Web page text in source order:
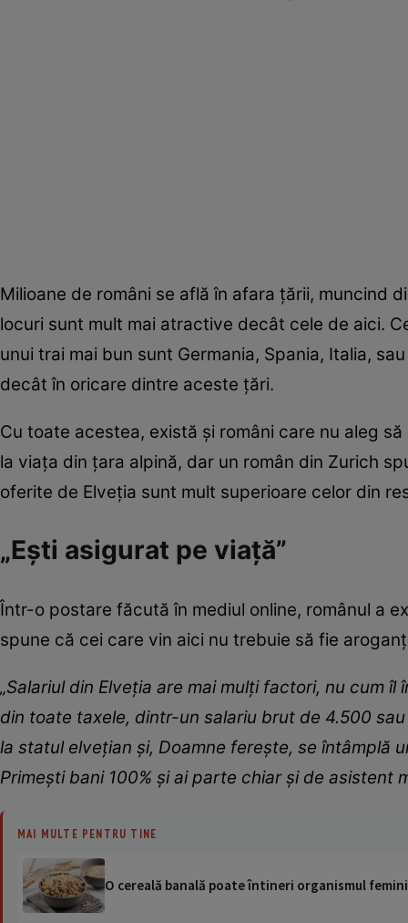
Milioane de români se află în afara țării, muncind
locuri sunt mult mai atractive decât cele de aici.
unui trai mai bun sunt Germania, Spania, Italia,
decât în oricare dintre aceste țări.
Cu toate acestea, există și români care nu aleg
la viața din țara alpină, dar un român din Zurich
oferite de Elveția sunt mult superioare celor din
„Ești asigurat pe viață”
Într-o postare făcută în mediul online, românul a
spune că cei care vin aici nu trebuie să fie
„Salariul din Elveția are mai mulţi factori, nu cum
din toate taxele, dintr-un salariu brut de 4.500
la statul elvețian și, Doamne ferește, se întâmplă
Primești bani 100% și ai parte chiar și de asistent
MAI MULTE PENTRU TINE
O cereală banală poate întineri organismul